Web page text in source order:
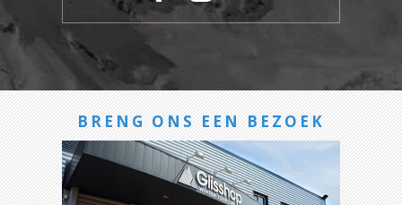
BRENG ONS EEN BEZOEK